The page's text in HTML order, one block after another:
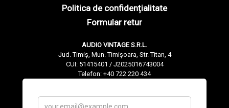
Politica de confidențialitate
Formular retur
AUDIO VINTAGE S.R.L.
Jud. Timiș, Mun. Timișoara, Str. Titan, 4
CUI: 51415401 / J2025016743004
Telefon: +40 722 220 434